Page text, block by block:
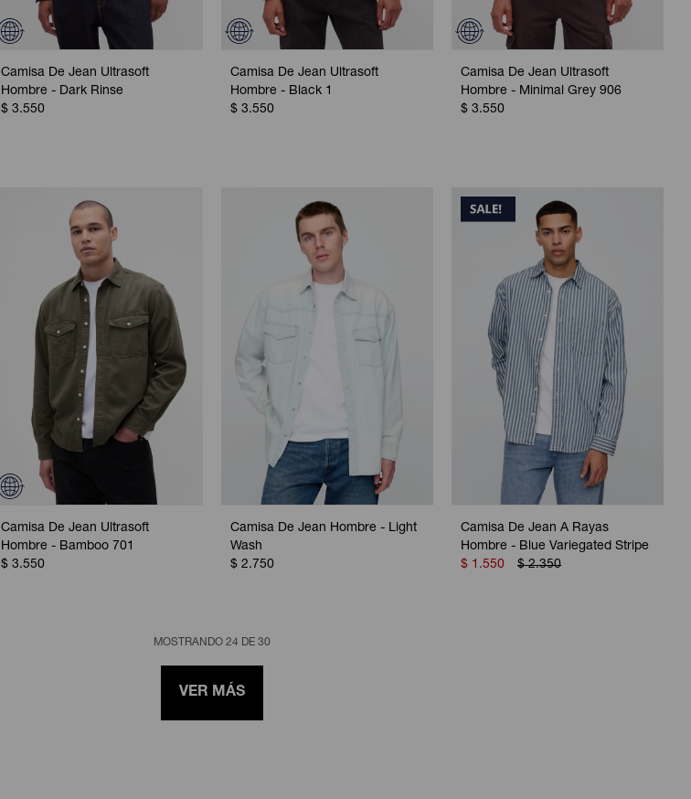
Camisa De Jean Ultrasoft
Hombre - Dark Rinse
$ 3.550
Camisa De Jean Ultrasoft
Hombre - Black 1
$ 3.550
Camisa De Jean Ultrasoft
Hombre - Minimal Grey 906
$ 3.550
Camisa De Jean Ultrasoft
Hombre - Bamboo 701
$ 3.550
Camisa De Jean Hombre - Light
Wash
$ 2.750
Camisa De Jean A Rayas
Hombre - Blue Variegated Stripe
$ 1.550 $ 2.350
MOSTRANDO24 DE30
VER MÁS